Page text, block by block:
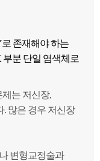
존재해야 하는
부분 단일 염색체로
는 저신장,
. 많은 경우 저신장
변형교정술과